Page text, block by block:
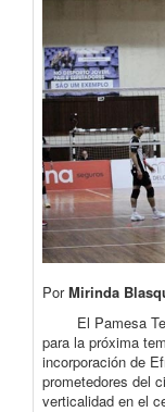
PorMirinda
El Pamesa
para la próxima
incorporación de
prometedores del
verticalidad en el